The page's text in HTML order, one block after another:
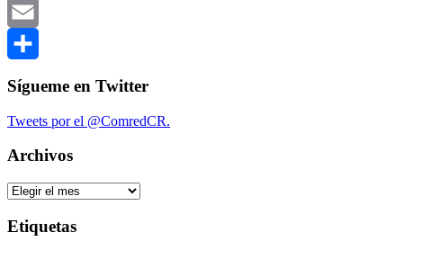
LinkedIn
Email
Sígueme en Twitter
Tweets por el @ComredCR.
Archivos
Archivos
Etiquetas